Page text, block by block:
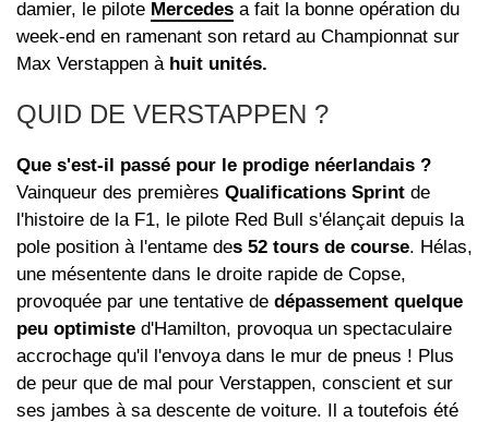
damier, le pilote Mercedes a fait la bonne opération du
week-end en ramenant son retard au Championnat sur
Max Verstappen à huit unités.
QUID DE VERSTAPPEN ?
Que s'est-il passé pour le prodige néerlandais ?
Vainqueur des premières Qualifications Sprint de
l'histoire de la F1, le pilote Red Bull s'élançait depuis la
pole position à l'entame des 52 tours de course. Hélas,
une mésentente dans le droite rapide de Copse,
provoquée par une tentative de dépassement quelque
peu optimiste d'Hamilton, provoqua un spectaculaire
accrochage qu'il l'envoya dans le mur de pneus ! Plus
de peur que de mal pour Verstappen, conscient et sur
ses jambes à sa descente de voiture. Il a toutefois été